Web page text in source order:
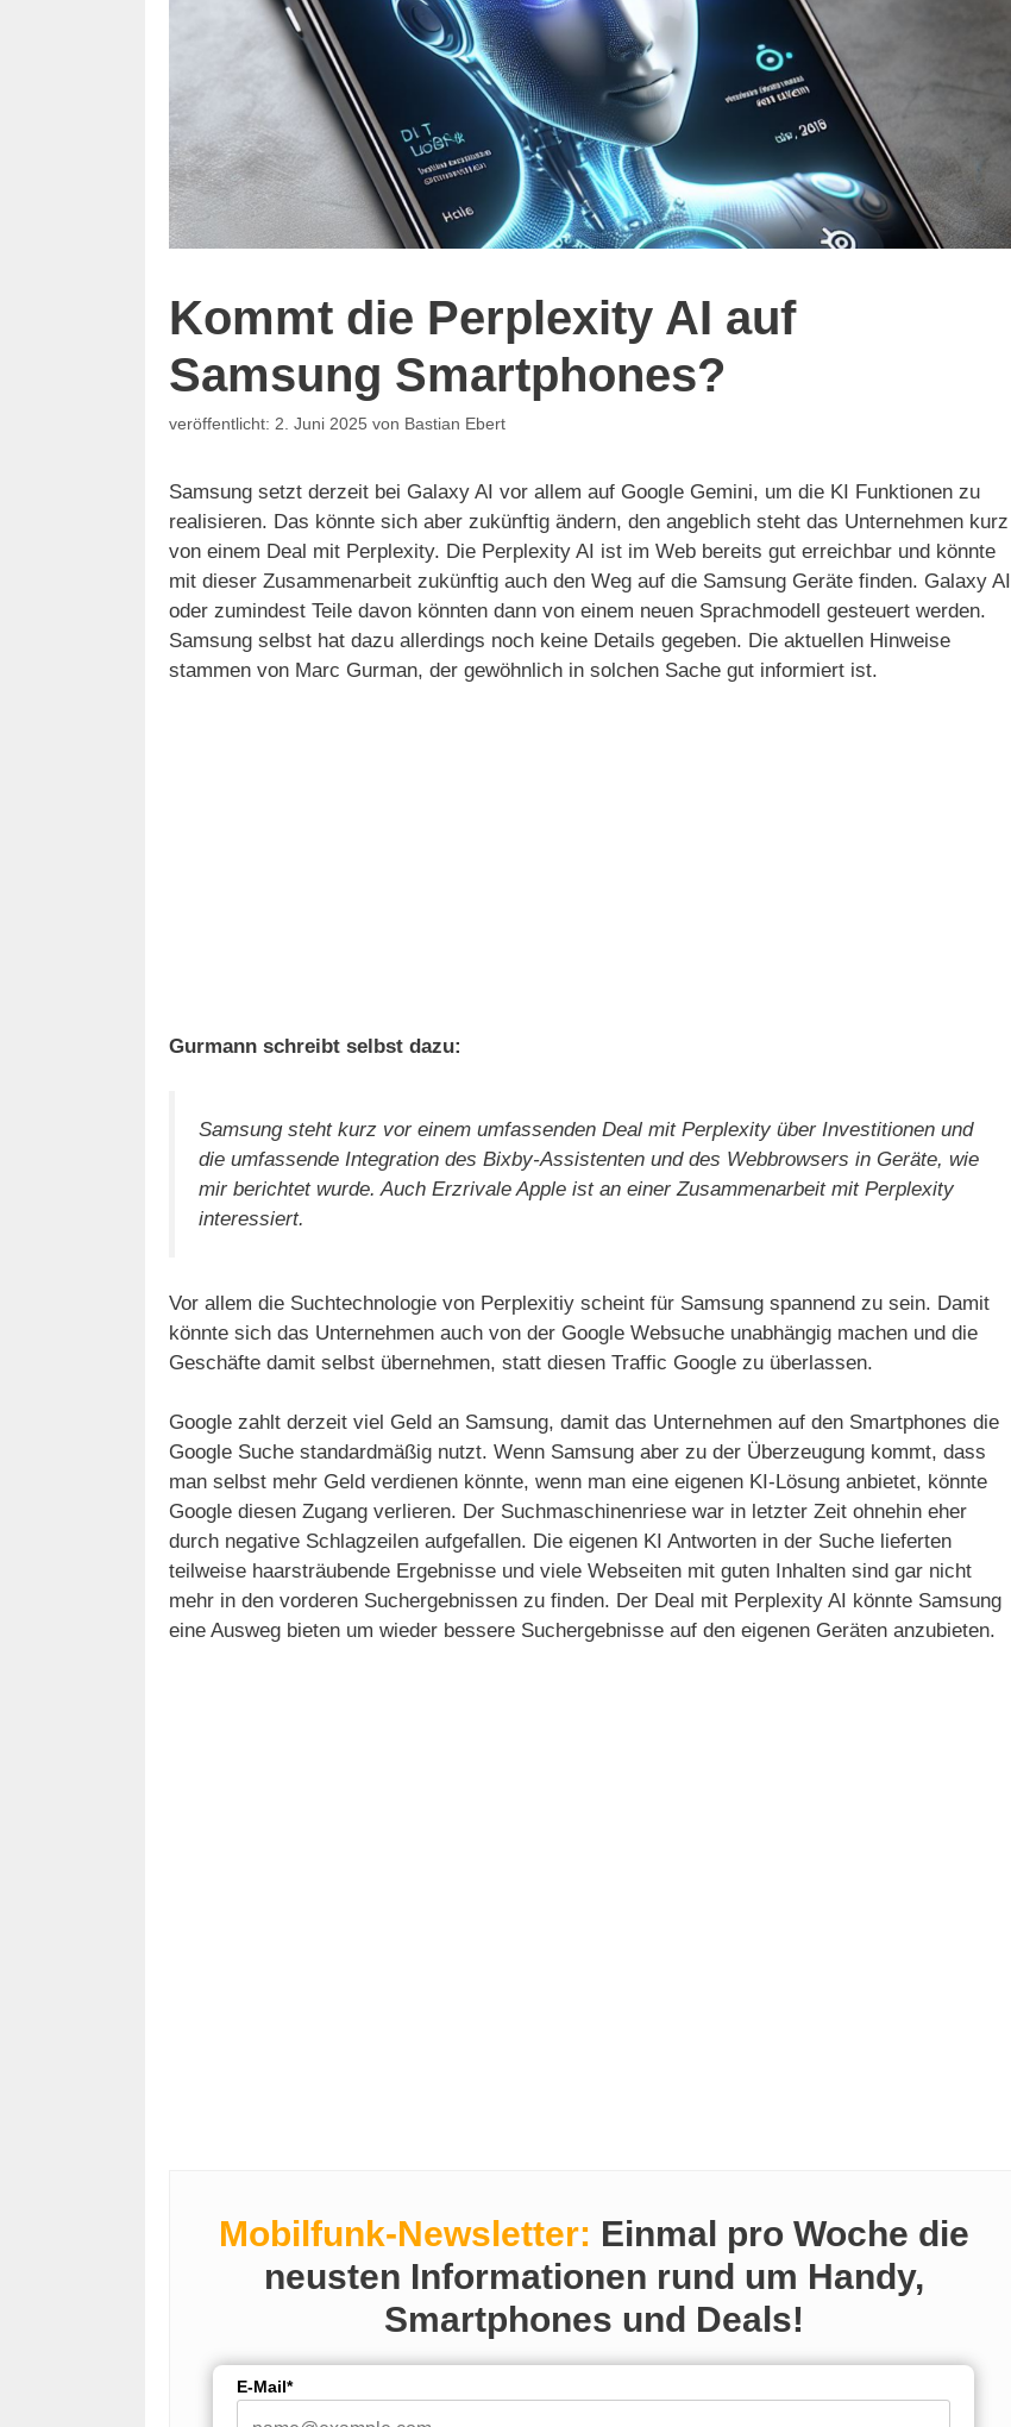
Kommt die Perplexity AI auf
Samsung Smartphones?
2. Juni 2025 von Bastian Ebert
Samsung setzt derzeit bei Galaxy AI vor allem auf Google Gemini, um die KI Funktionen zu
realisieren. Das könnte sich aber zukünftig ändern, den angeblich steht das Unternehmen kurz
von einem Deal mit Perplexity. Die Perplexity AI ist im Web bereits gut erreichbar und könnte
mit dieser Zusammenarbeit zukünftig auch den Weg auf die Samsung Geräte finden. Galaxy AI
oder zumindest Teile davon könnten dann von einem neuen Sprachmodell gesteuert werden.
Samsung selbst hat dazu allerdings noch keine Details gegeben. Die aktuellen Hinweise
stammen von Marc Gurman, der gewöhnlich in solchen Sache gut informiert ist.
Gurmann schreibt selbst dazu:
Samsung steht kurz vor einem umfassenden Deal mit Perplexity über Investitionen und
die umfassende Integration des Bixby-Assistenten und des Webbrowsers in Geräte, wie
mir berichtet wurde. Auch Erzrivale Apple ist an einer Zusammenarbeit mit Perplexity
interessiert.
Vor allem die Suchtechnologie von Perplexitiy scheint für Samsung spannend zu sein. Damit
könnte sich das Unternehmen auch von der Google Websuche unabhängig machen und die
Geschäfte damit selbst übernehmen, statt diesen Traffic Google zu überlassen.
Google zahlt derzeit viel Geld an Samsung, damit das Unternehmen auf den Smartphones die
Google Suche standardmäßig nutzt. Wenn Samsung aber zu der Überzeugung kommt, dass
man selbst mehr Geld verdienen könnte, wenn man eine eigenen KI-Lösung anbietet, könnte
Google diesen Zugang verlieren. Der Suchmaschinenriese war in letzter Zeit ohnehin eher
durch negative Schlagzeilen aufgefallen. Die eigenen KI Antworten in der Suche lieferten
teilweise haarsträubende Ergebnisse und viele Webseiten mit guten Inhalten sind gar nicht
mehr in den vorderen Suchergebnissen zu finden. Der Deal mit Perplexity AI könnte Samsung
eine Ausweg bieten um wieder bessere Suchergebnisse auf den eigenen Geräten anzubieten.
Mobilfunk-Newsletter: Einmal pro Woche die
neusten Informationen rund um Handy,
Smartphones und Deals!
E-Mail*